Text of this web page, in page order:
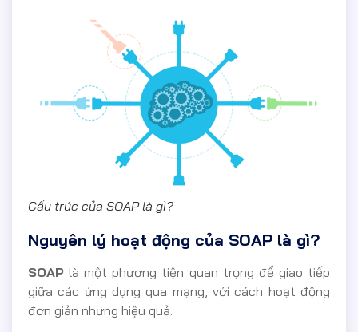
Cấu trúc của SOAP là gì?
Nguyên lý hoạt động của SOAP là gì?
SOAP là một phương tiện quan trọng để giao tiếp
giữa các ứng dụng qua mạng, với cách hoạt động
đơn giản nhưng hiệu quả.